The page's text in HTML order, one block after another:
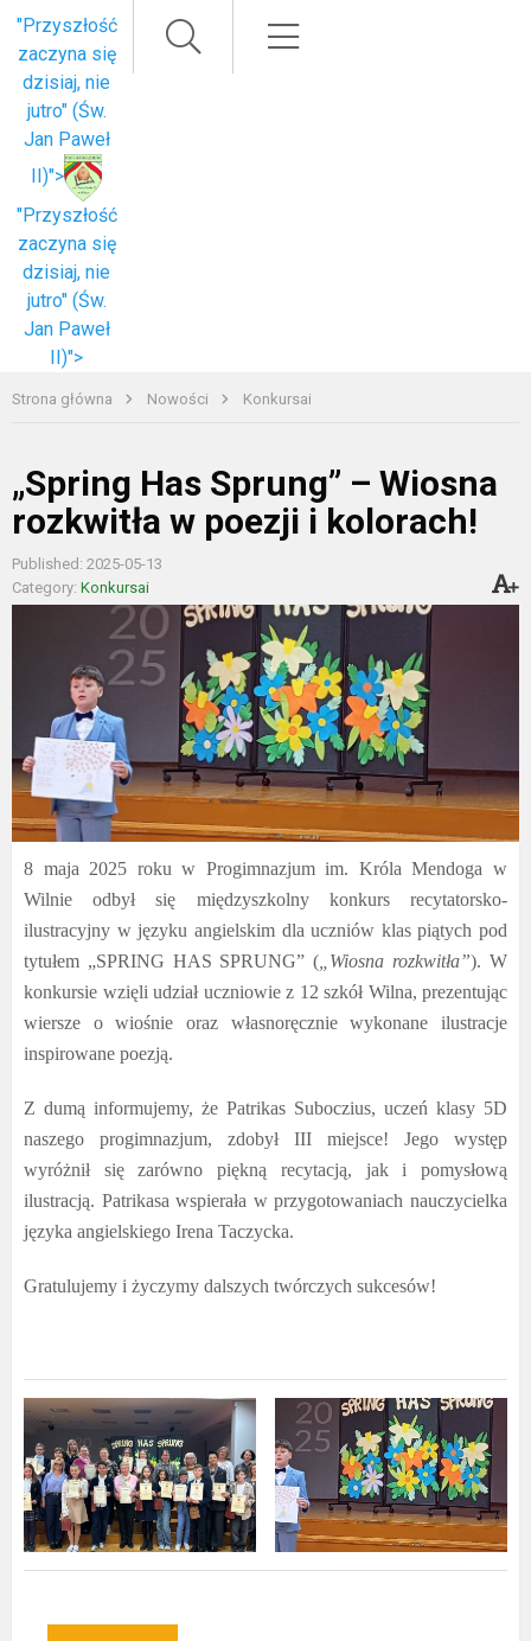
"Przyszłość
zaczyna się
dzisiaj, nie
jutro" (Św.
Jan Paweł
II)">
"Przyszłość
zaczyna się
dzisiaj, nie
jutro" (Św.
Jan Paweł
II)">
Strona główna Nowości Konkursai
„Spring Has Sprung” – Wiosna
rozkwitła w poezji i kolorach!
Published: 2025-05-13
Category: Konkursai
8 maja 2025 roku w Progimnazjum im. Króla Mendoga w
Wilnie odbył się międzyszkolny konkurs recytatorsko-
ilustracyjny w języku angielskim dla uczniów klas piątych pod
tytułem „SPRING HAS SPRUNG” ( „Wiosna rozkwitła”). W
konkursie wzięli udział uczniowie z 12 szkół Wilna, prezentując
wiersze o wiośnie oraz własnoręcznie wykonane ilustracje
inspirowane poezją.
Z dumą informujemy, że Patrikas Suboczius, uczeń klasy 5D
naszego progimnazjum, zdobył III miejsce! Jego występ
wyróżnił się zarówno piękną recytacją, jak i pomysłową
ilustracją. Patrikasa wspierała w przygotowaniach nauczycielka
języka angielskiego Irena Taczycka.
Gratulujemy i życzymy dalszych twórczych sukcesów!